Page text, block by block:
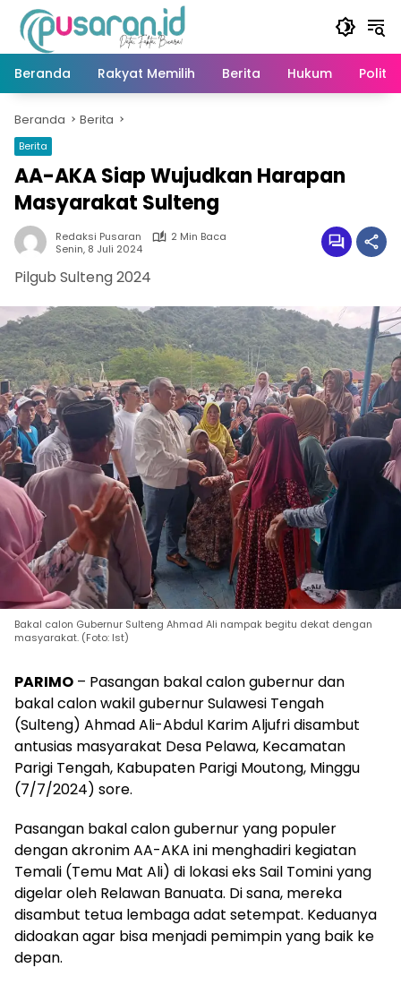
Langsung
konten
Beranda
Rakyat Memilih Berita Hukum Politik
Beranda Berita
Berita
AA-AKA Siap Wujudkan Harapan
Masyarakat Sulteng
Redaksi Pusaran
2 Min Baca
Senin, 8 Juli 2024
Pilgub Sulteng 2024
Bakal calon Gubernur Sulteng Ahmad Ali nampak begitu dekat dengan
masyarakat. (Foto: Ist)
PARIMO – Pasangan bakal calon gubernur dan
bakal calon wakil gubernur Sulawesi Tengah
(Sulteng) Ahmad Ali-Abdul Karim Aljufri disambut
antusias masyarakat Desa Pelawa, Kecamatan
Parigi Tengah, Kabupaten Parigi Moutong, Minggu
(7/7/2024) sore.
Pasangan bakal calon gubernur yang populer
dengan akronim AA-AKA ini menghadiri kegiatan
Temali (Temu Mat Ali) di lokasi eks Sail Tomini yang
digelar oleh Relawan Banuata. Di sana, mereka
disambut tetua lembaga adat setempat. Keduanya
didoakan agar bisa menjadi pemimpin yang baik ke
depan.